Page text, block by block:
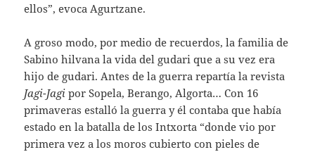
ellos”, evoca Agurtzane.
A groso modo, por medio de recuerdos, la familia de
Sabino hilvana la vida del gudari que a su vez era
hijo de gudari. Antes de la guerra repartía la revista
Jagi-Jagipor Sopela, Berango, Algorta… Con 16
primaveras estalló la guerra y él contaba que había
estado en la batalla de los Intxorta “donde vio por
primera vez a los moros cubierto con pieles de